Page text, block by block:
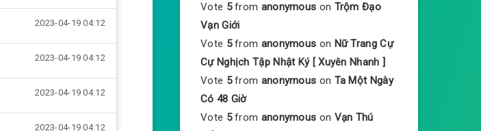
t
t
t
i
2023-04-19 04:12
2023-04-19 04:12
2023-04-19 04:12
2023-04-19 04:12
Vote 5 from anonymous on Trộm Đạo
Vạn Giới
Vote 5 from anonymous on Nữ Trang Cự
Cự Nghịch Tập Nhật Ký [ Xuyên Nhanh ]
Vote 5 from anonymous on Ta Một Ngày
Có 48 Giờ
Vote 5 from anonymous on Vạn Thú